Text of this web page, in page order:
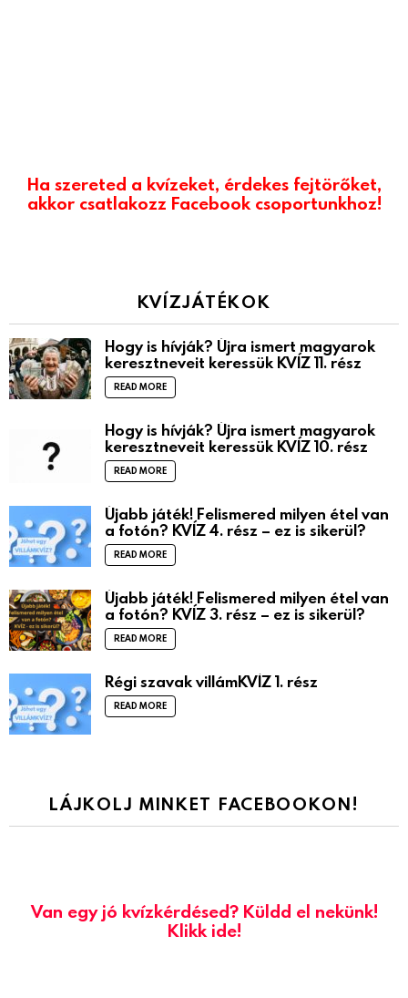
Ha szereted a kvízeket, érdekes fejtörőket,
akkor csatlakozz Facebook csoportunkhoz!
KVÍZJÁTÉKOK
Hogy is hívják? Újra ismert magyarok
keresztneveit keressük KVÍZ 11. rész
READ MORE
Hogy is hívják? Újra ismert magyarok
keresztneveit keressük KVÍZ 10. rész
READ MORE
Újabb játék! Felismered milyen étel van
a fotón? KVÍZ 4. rész – ez is sikerül?
READ MORE
Újabb játék! Felismered milyen étel van
a fotón? KVÍZ 3. rész – ez is sikerül?
READ MORE
Régi szavak villámKVÍZ 1. rész
READ MORE
LÁJKOLJ MINKET FACEBOOKON!
Van egy jó kvízkérdésed? Küldd el nekünk!
Klikk ide!